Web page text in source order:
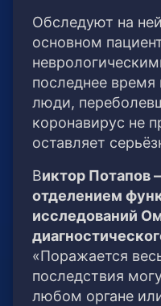
Обследуют на
основном
последнее
люди,
коронавирус не
оставляет
Виктор
отделением
исследований
«Поражается
последствия
любом органе